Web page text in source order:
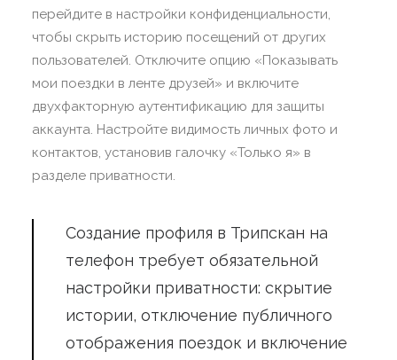
перейдите в настройки конфиденциальности,
чтобы скрыть историю посещений от других
пользователей. Отключите опцию «Показывать
мои поездки в ленте друзей» и включите
двухфакторную аутентификацию для защиты
аккаунта. Настройте видимость личных фото и
контактов, установив галочку «Только я» в
разделе приватности.
Создание профиля в Трипскан на
телефон требует обязательной
настройки приватности: скрытие
истории, отключение публичного
отображения поездок и включение